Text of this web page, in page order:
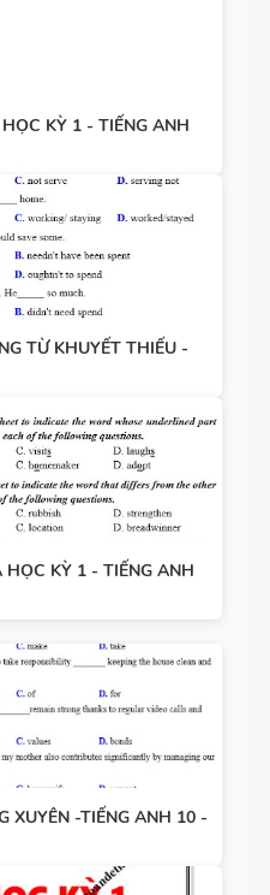
KỲ 1 - TIẾNG ANH
TỪ KHUYẾT THIẾU -
KỲ 1 - TIẾNG ANH
XUYÊN -TIẾNG ANH 10 -